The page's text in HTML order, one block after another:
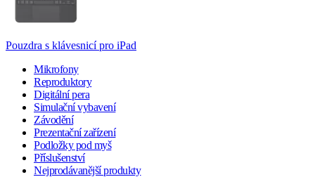
Pouzdra s klávesnicí pro iPad
Mikrofony
Reproduktory
Digitální pera
Simulační vybavení
Závodění
Prezentační zařízení
Podložky pod myš
Příslušenství
Nejprodávanější produkty